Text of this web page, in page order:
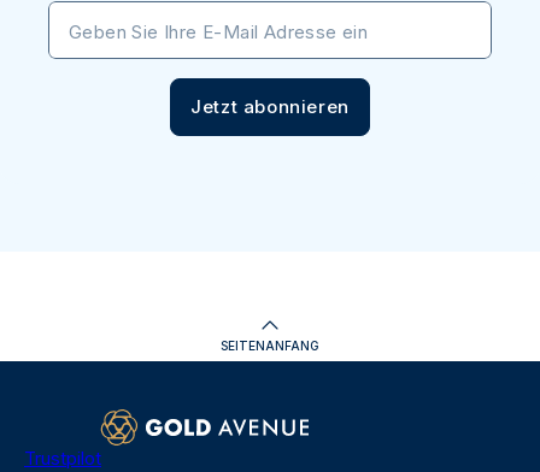
Geben Sie Ihre E-Mail Adresse ein
Jetzt abonnieren
SEITENANFANG
Trustpilot